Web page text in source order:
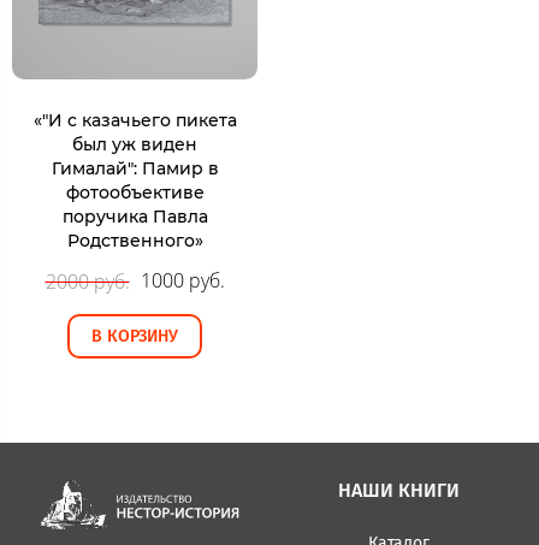
«"И с казачьего пикета
был уж виден
Гималай": Памир в
фотообъективе
поручика Павла
Родственного»
2000 руб. 1000 руб.
В КОРЗИНУ
НАШИ КНИГИ